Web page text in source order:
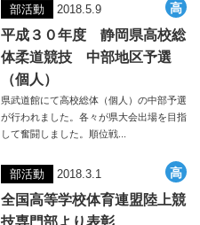
部活動 2018.5.9
平成３０年度 静岡県高校総
体柔道競技 中部地区予選
（個人）
県武道館にて高校総体（個人）の中部予選
が行われました。各々が県大会出場を目指
して奮闘しました。順位戦...
部活動 2018.3.1
全国高等学校体育連盟陸上競